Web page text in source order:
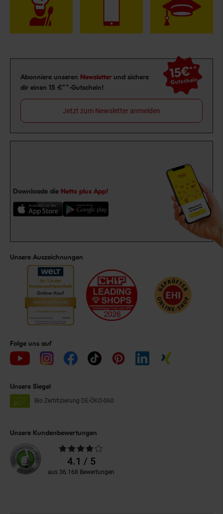
Newsletter Anmeldung
Abonniere unseren Newsletter und sichere
dir einen 15 €**-Gutschein!
15€**
Gutschein
Jetzt zum Newsletter anmelden
Downloade die Netto plus App!
Unsere Auszeichnungen
Folge uns auf
Unsere Siegel
Bio Zertifizierung DE-ÖKO-060
Unsere Kundenbewertungen
Durchschnittliche
Bewertungen4.1 / 5
aus 36.168 Bewertungen